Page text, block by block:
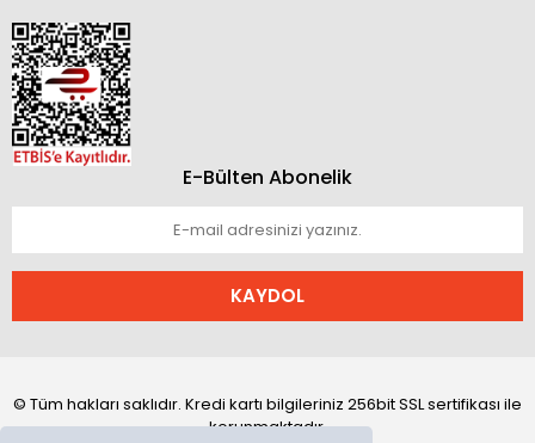
E-Bülten Abonelik
KAYDOL
© Tüm hakları saklıdır. Kredi kartı bilgileriniz 256bit SSL sertifikası ile
korunmaktadır.